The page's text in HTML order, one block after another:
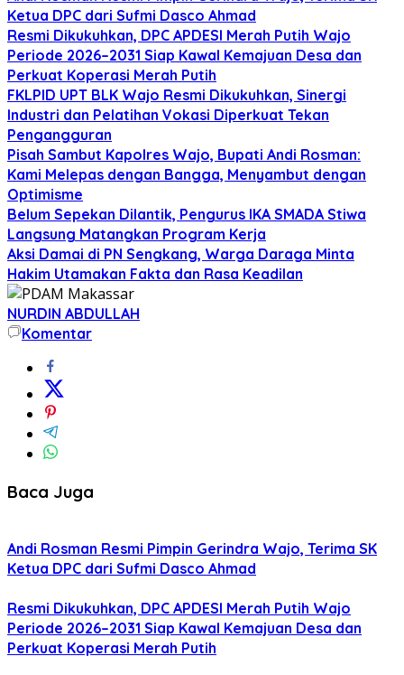
Ketua DPC dari Sufmi Dasco Ahmad
Resmi Dikukuhkan, DPC APDESI Merah Putih Wajo
Periode 2026–2031 Siap Kawal Kemajuan Desa dan
Perkuat Koperasi Merah Putih
FKLPID UPT BLK Wajo Resmi Dikukuhkan, Sinergi
Industri dan Pelatihan Vokasi Diperkuat Tekan
Pengangguran
Pisah Sambut Kapolres Wajo, Bupati Andi Rosman:
Kami Melepas dengan Bangga, Menyambut dengan
Optimisme
Belum Sepekan Dilantik, Pengurus IKA SMADA Stiwa
Langsung Matangkan Program Kerja
Aksi Damai di PN Sengkang, Warga Daraga Minta
Hakim Utamakan Fakta dan Rasa Keadilan
NURDIN ABDULLAH
Komentar
Baca Juga
Andi Rosman Resmi Pimpin Gerindra Wajo, Terima SK
Ketua DPC dari Sufmi Dasco Ahmad
Resmi Dikukuhkan, DPC APDESI Merah Putih Wajo
Periode 2026–2031 Siap Kawal Kemajuan Desa dan
Perkuat Koperasi Merah Putih